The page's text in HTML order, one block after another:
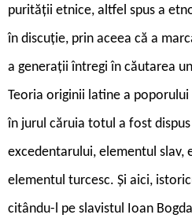
purității etnice, altfel spus a
în discuție, prin aceea că a
a generații întregi în căutarea
Teoria originii latine a
în jurul căruia totul a fost
excedentarului, elementul slav,
elementul turcesc. Și aici,
citându-l pe slavistul Ioan